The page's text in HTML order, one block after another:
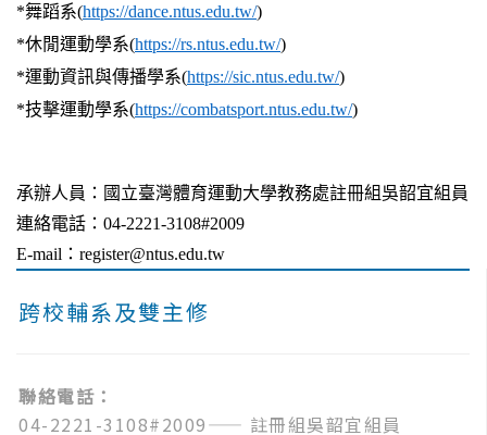
跨校輔系及雙主修
聯絡電話：
04-2221-3108#2009—— 註冊組吳韶宜組員
*舞蹈系(https://dance.ntus.edu.tw/)
*休閒運動學系(https://rs.ntus.edu.tw/)
*運動資訊與傳播學系(https://sic.ntus.edu.tw/)
*技擊運動學系(https://combatsport.ntus.edu.tw/)
承辦人員：國立臺灣體育運動大學教務處註冊組吳韶宜組員
連絡電話：04-2221-3108#2009
E-mail：register@ntus.edu.tw